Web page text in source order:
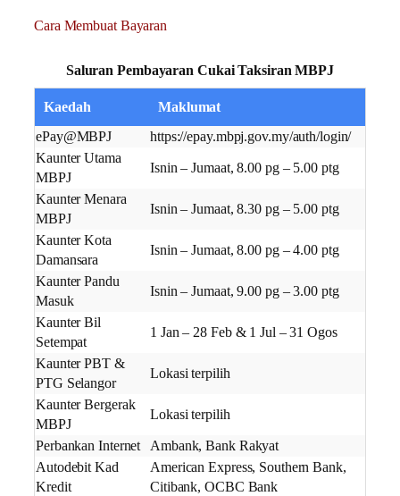
Cara Membuat Bayaran
Saluran Pembayaran Cukai Taksiran MBPJ
Kaedah
Maklumat
ePay@MBPJ
https://epay.mbpj.gov.my/auth/login/
Kaunter Utama
MBPJ
Isnin – Jumaat, 8.00 pg – 5.00 ptg
Kaunter Menara
MBPJ
Isnin – Jumaat, 8.30 pg – 5.00 ptg
Kaunter Kota
Damansara
Isnin – Jumaat, 8.00 pg – 4.00 ptg
Kaunter Pandu
Masuk
Isnin – Jumaat, 9.00 pg – 3.00 ptg
Kaunter Bil
Setempat
1 Jan – 28 Feb & 1 Jul – 31 Ogos
Kaunter PBT &
PTG Selangor
Lokasi terpilih
Kaunter Bergerak
MBPJ
Lokasi terpilih
Perbankan Internet Ambank, Bank Rakyat
Autodebit Kad
Kredit
American Express, Southern Bank,
Citibank, OCBC Bank